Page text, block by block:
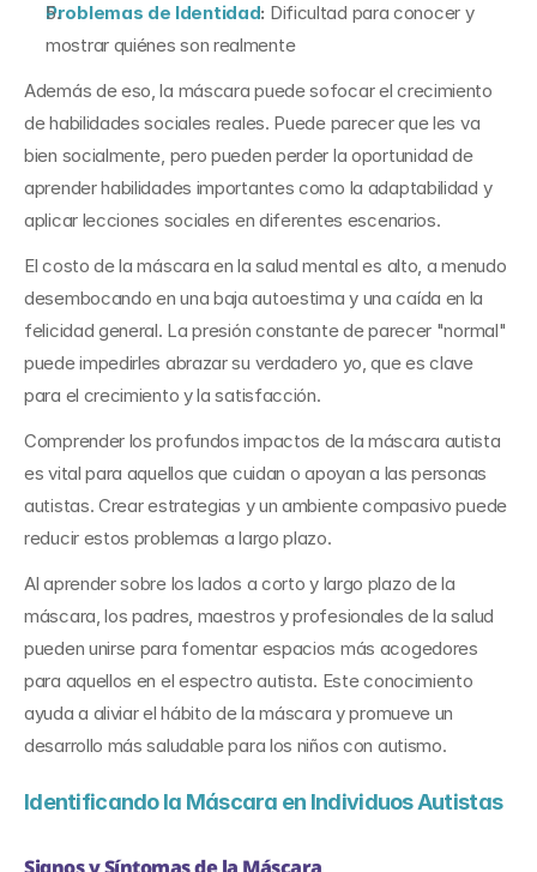
Problemas de Identidad: Dificultad para conocer y
mostrar quiénes son realmente
Además de eso, la máscara puede sofocar el crecimiento
de habilidades sociales reales. Puede parecer que les va
bien socialmente, pero pueden perder la oportunidad de
aprender habilidades importantes como la adaptabilidad y
aplicar lecciones sociales en diferentes escenarios.
El costo de la máscara en la salud mental es alto, a menudo
desembocando en una baja autoestima y una caída en la
felicidad general. La presión constante de parecer "normal"
puede impedirles abrazar su verdadero yo, que es clave
para el crecimiento y la satisfacción.
Comprender los profundos impactos de la máscara autista
es vital para aquellos que cuidan o apoyan a las personas
autistas. Crear estrategias y un ambiente compasivo puede
reducir estos problemas a largo plazo.
Al aprender sobre los lados a corto y largo plazo de la
máscara, los padres, maestros y profesionales de la salud
pueden unirse para fomentar espacios más acogedores
para aquellos en el espectro autista. Este conocimiento
ayuda a aliviar el hábito de la máscara y promueve un
desarrollo más saludable para los niños con autismo.
Identificando la Máscara en Individuos Autistas